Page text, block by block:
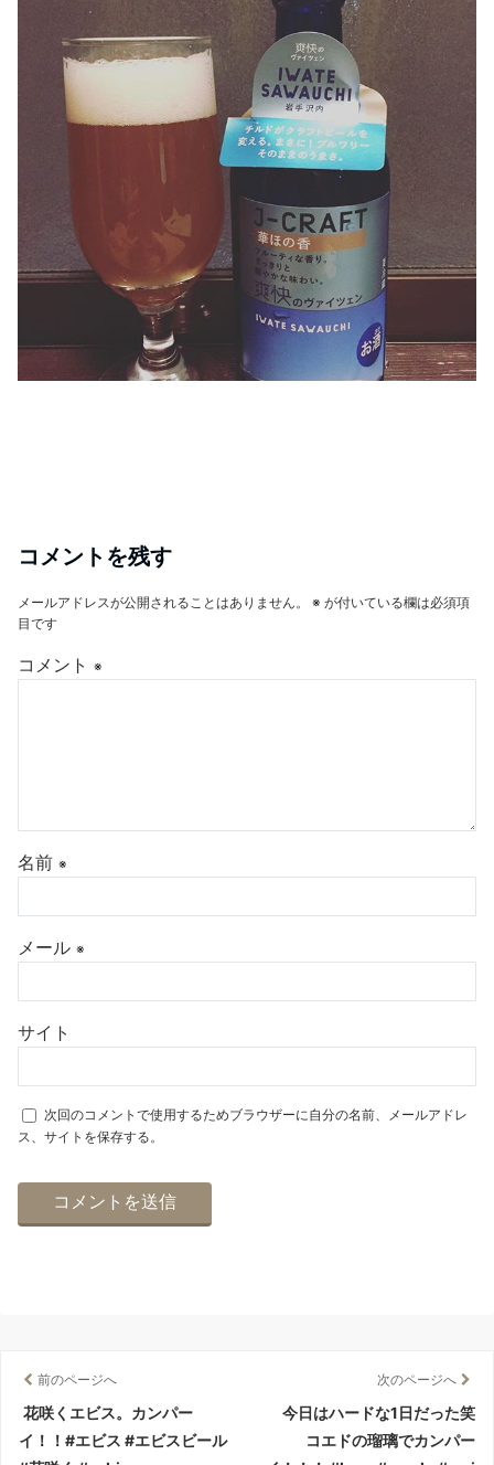
コメントを残す
メールアドレスが公開されることはありません。 ※ が付いている欄は必須項
目です
コメント ※
名前 ※
メール ※
サイト
次回のコメントで使用するためブラウザーに自分の名前、メールアドレ
ス、サイトを保存する。
前のページへ
花咲くエビス。カンパー
イ！！#エビス #エビスビール
次のページへ
今日はハードな1日だった笑
コエドの瑠璃でカンパー